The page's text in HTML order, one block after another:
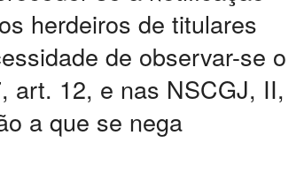
herdeiros de titulares
de observar-se o
art. 12, e nas NSCGJ, II,
a que se nega